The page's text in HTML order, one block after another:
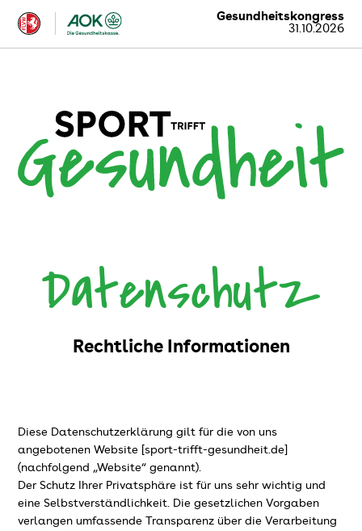
Gesundheitskongress
31.10.2026
Datenschutz
Rechtliche Informationen
Diese Datenschutzerklärung gilt für die von uns
angebotenen Website [sport-trifft-gesundheit.de]
(nachfolgend „Website“ genannt).
Der Schutz Ihrer Privatsphäre ist für uns sehr wichtig und
eine Selbstverständlichkeit. Die gesetzlichen Vorgaben
verlangen umfassende Transparenz über die Verarbeitung